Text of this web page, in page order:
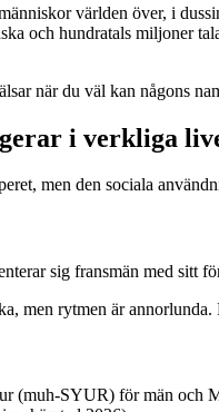
världen över, i
och hundratals miljoner
när du väl kan någons
i verkliga
men den sociala
sig fransmän med sitt
men rytmen är
(muh-SYUR) för män